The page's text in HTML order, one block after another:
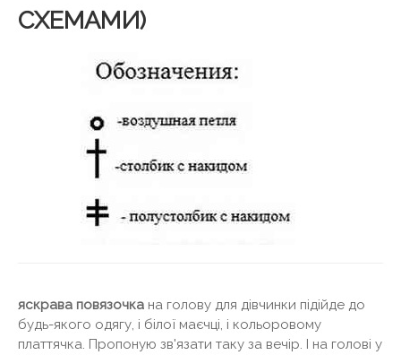
СХЕМАМИ)
яскрава повязочка на голову для дівчинки підійде до
будь-якого одягу, і білої маєчці, і кольоровому
платтячка. Пропоную зв'язати таку за вечір. І на голові у